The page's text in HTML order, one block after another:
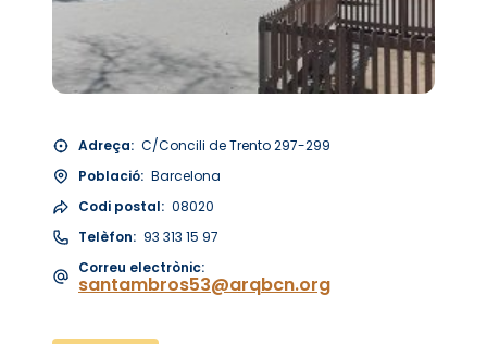
Adreça: C/Concili de Trento 297-299
Població: Barcelona
Codi postal: 08020
Telèfon: 93 313 15 97
Correu electrònic:
santambros53@arqbcn.org